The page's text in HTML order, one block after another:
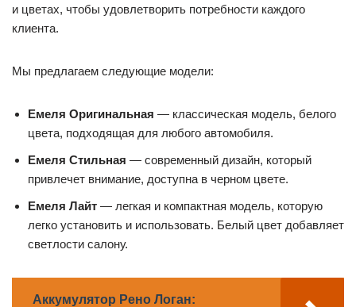
и цветах, чтобы удовлетворить потребности каждого
клиента.
Мы предлагаем следующие модели:
Емеля Оригинальная — классическая модель, белого
цвета, подходящая для любого автомобиля.
Емеля Стильная — современный дизайн, который
привлечет внимание, доступна в черном цвете.
Емеля Лайт — легкая и компактная модель, которую
легко установить и использовать. Белый цвет добавляет
светлости салону.
Аккумулятор Рено Логан: